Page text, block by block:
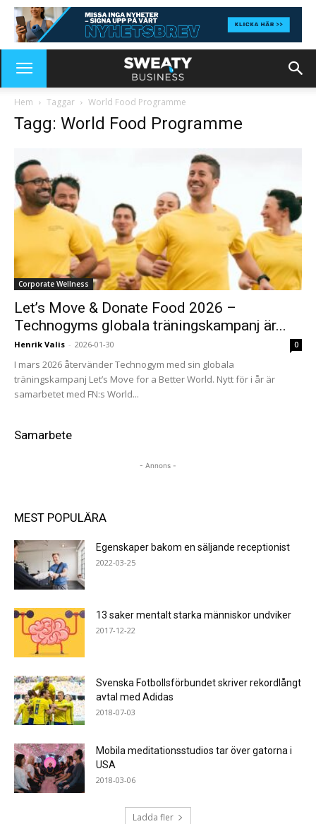
Hem Taggar World Food Programme
Tagg: World Food Programme
Corporate Wellness
Let’s Move & Donate Food 2026 –
Technogyms globala träningskampanj är...
Henrik Valis - 2026-01-30 0
I mars 2026 återvänder Technogym med sin globala
träningskampanj Let’s Move for a Better World. Nytt för i år är
samarbetet med FN:s World...
Samarbete
- Annons -
MEST POPULÄRA
Egenskaper bakom en säljande receptionist
2022-03-25
13 saker mentalt starka människor undviker
2017-12-22
Svenska Fotbollsförbundet skriver rekordlångt
avtal med Adidas
2018-07-03
Mobila meditationsstudios tar över gatorna i
USA
2018-03-06
Ladda fler